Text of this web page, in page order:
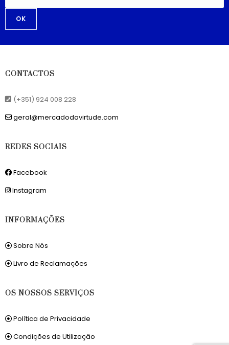
OK
CONTACTOS
(+351) 924 008 228
geral@mercadodavirtude.com
REDES SOCIAIS
Facebook
Instagram
INFORMAÇÕES
Sobre Nós
Livro de Reclamações
OS NOSSOS SERVIÇOS
Política de Privacidade
Condições de Utilização